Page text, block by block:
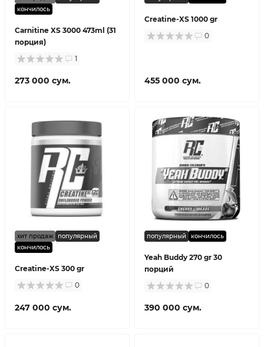
кончилось
Carnitine XS 3000 473ml (31
порция)
1
273 000 сум.
Creatine-XS 1000 gr
0
455 000 сум.
хит продаж
популярный
кончилось
Creatine-XS 300 gr
0
247 000 сум.
популярный кончилось
Yeah Buddy 270 gr 30
порций
0
390 000 сум.